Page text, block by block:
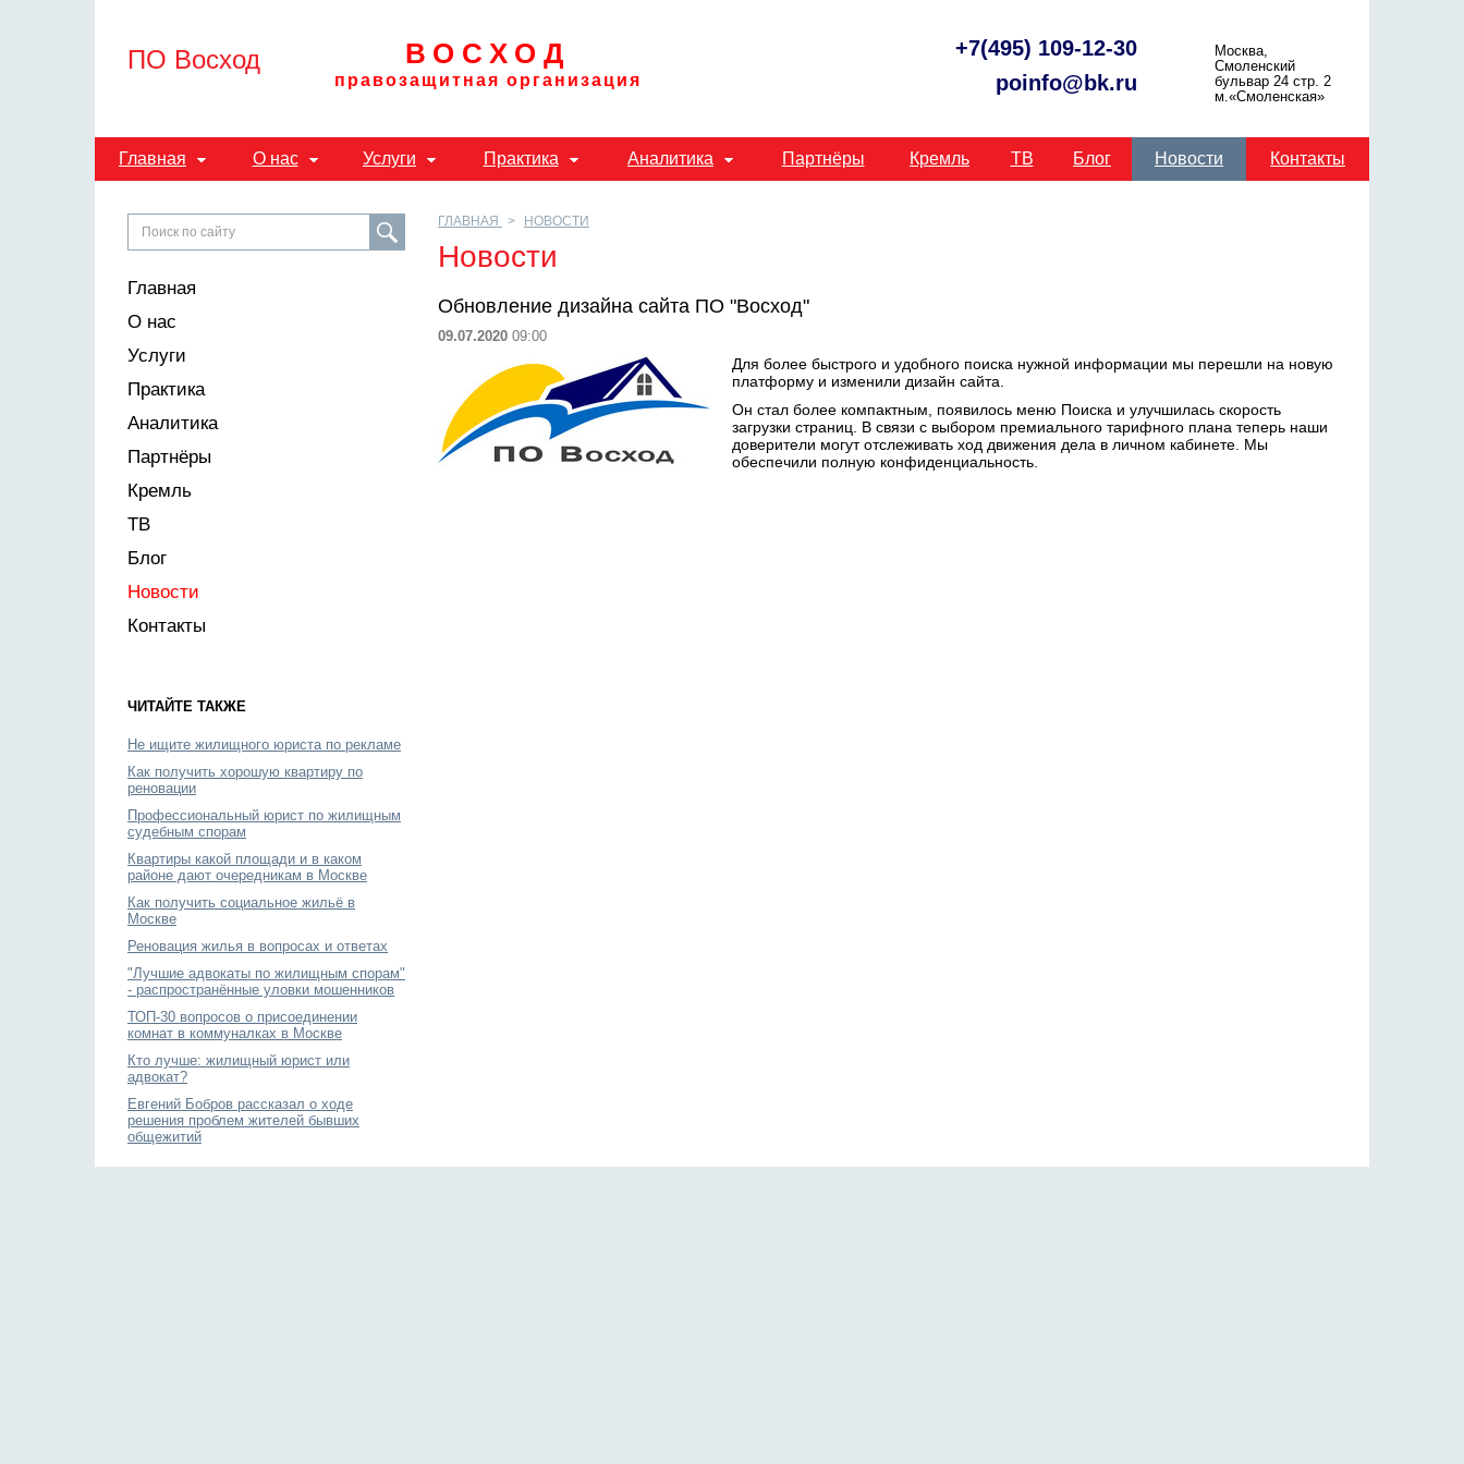
ПО Восход ВОСХОД
правозащитная организация
+7(495) 109-12-30
poinfo@bk.ru
Москва,
Смоленский
бульвар 24 стр. 2
м.«Смоленская»
Главная О нас Услуги Практика Аналитика Партнёры Кремль ТВ Блог Новости Контакты
Главная
О нас
Услуги
Практика
Аналитика
Партнёры
Кремль
ТВ
Блог
Новости
Контакты
ЧИТАЙТЕ ТАКЖЕ
Не ищите жилищного юриста по рекламе
Как получить хорошую квартиру по
реновации
Профессиональный юрист по жилищным
судебным спорам
Квартиры какой площади и в каком
районе дают очередникам в Москве
Как получить социальное жильё в
Москве
Реновация жилья в вопросах и ответах
"Лучшие адвокаты по жилищным спорам"
- распространённые уловки мошенников
ТОП-30 вопросов о присоединении
комнат в коммуналках в Москве
Кто лучше: жилищный юрист или
адвокат?
Евгений Бобров рассказал о ходе
решения проблем жителей бывших
общежитий
ГЛАВНАЯ НОВОСТИ
Новости
Обновление дизайна сайта ПО "Восход"
09.07.2020 09:00
Для более быстрого и удобного поиска нужной информации мы перешли на новую
платформу и изменили дизайн сайта.
Он стал более компактным, появилось меню Поиска и улучшилась скорость
загрузки страниц. В связи с выбором премиального тарифного плана теперь наши
доверители могут отслеживать ход движения дела в личном кабинете. Мы
обеспечили полную конфиденциальность.